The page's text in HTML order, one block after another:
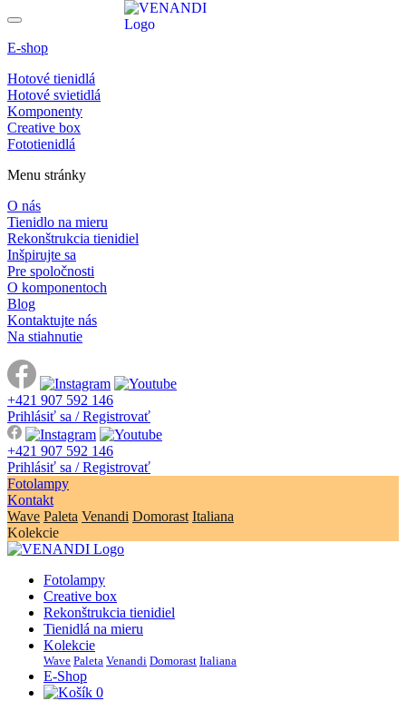
E-shop
Hotové tienidlá
Hotové svietidlá
Komponenty
Creative box
Fototienidlá
Menu stránky
O nás
Tienidlo na mieru
Rekonštrukcia tienidiel
Inšpirujte sa
Pre spoločnosti
O komponentoch
Blog
Kontaktujte nás
Na stiahnutie
+421 907 592 146
Prihlásiť sa / Registrovať
+421 907 592 146
Prihlásiť sa / Registrovať
Fotolampy
Kontakt
Wave Paleta Venandi Domorast Italiana
Kolekcie
Fotolampy
Creative box
Rekonštrukcia tienidiel
Tienidlá na mieru
Kolekcie
Wave Paleta Venandi Domorast Italiana
E-Shop
0